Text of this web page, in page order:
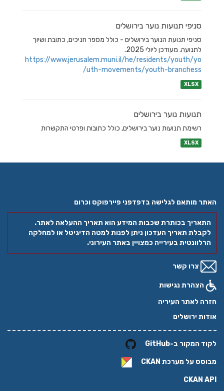
סניפי תנועות נוער בירושלים
סניפי תנועת הנוער בירושלים - כולל מספר חניכים, כתובת ושיוך
לתנועה. מעודכן ליולי 2025.
https://www.jerusalem.muni.il/he/residents/youth/yo
uth-movements/youth-branchess/
XLSX
תנועות נוער בירושלים
רשימת תנועות נוער בירושלים, כולל כתובות ופרטי התקשרות
XLSX
האתר מותאם לגלישה בדפדפני פיירפוקס וכרום
התאריך בכותרת שכבות המידע הוא תאריך ההעלאה לאתר.
לקבלת תאריך העדכון ניתן לפנות למטה הדיגיטל או למחלקה
הרלוונטית בעירייה כמצויין באתר העירוני.
צרו קשר
הצהרת נגישות
חזרה לאתר העיריה
אודות ירושלים
לקוד המקור ב-GitHub
מבוסס על מערכת CKAN
CKAN API